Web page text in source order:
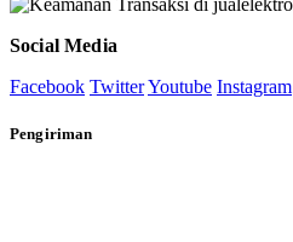
Social Media
Facebook TwitterYoutube Instagram
Pengiriman